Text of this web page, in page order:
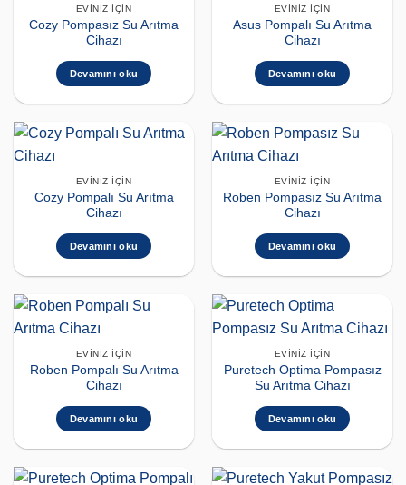
EVINIZ İÇIN
Cozy Pompasız Su Arıtma
Cihazı
Devamını oku
EVINIZ İÇIN
Asus Pompalı Su Arıtma
Cihazı
Devamını oku
EVINIZ İÇIN
Cozy Pompalı Su Arıtma
Cihazı
Devamını oku
EVINIZ İÇIN
Roben Pompasız Su Arıtma
Cihazı
Devamını oku
EVINIZ İÇIN
Roben Pompalı Su Arıtma
Cihazı
Devamını oku
EVINIZ İÇIN
Puretech Optima Pompasız
Su Arıtma Cihazı
Devamını oku